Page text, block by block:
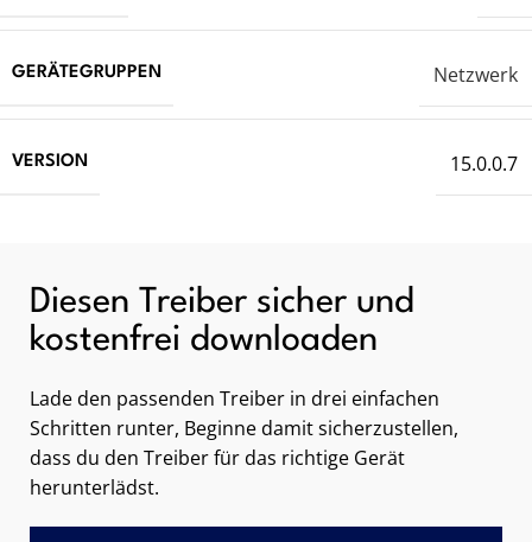
GERÄTEGRUPPEN Netzwerk
VERSION 15.0.0.7
Diesen Treiber sicher und
kostenfrei downloaden
Lade den passenden Treiber in drei einfachen
Schritten runter, Beginne damit sicherzustellen,
dass du den Treiber für das richtige Gerät
herunterlädst.